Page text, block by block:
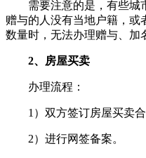
需要注意的是，有些城
赠与的人没有当地户籍，或
数量时，无法办理赠与、加
2、房屋买卖
办理流程：
1）双方签订房屋买卖合
2）进行网签备案。